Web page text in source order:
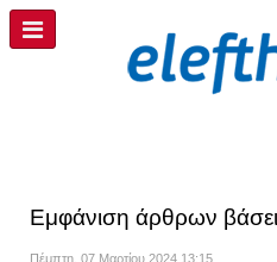
Εμφάνιση άρθρων βάσει
Πέμπτη, 07 Μαρτίου 2024 13:15